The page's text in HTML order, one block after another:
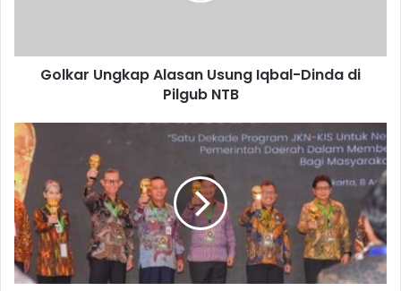
Golkar Ungkap Alasan Usung Iqbal-Dinda di
Pilgub NTB